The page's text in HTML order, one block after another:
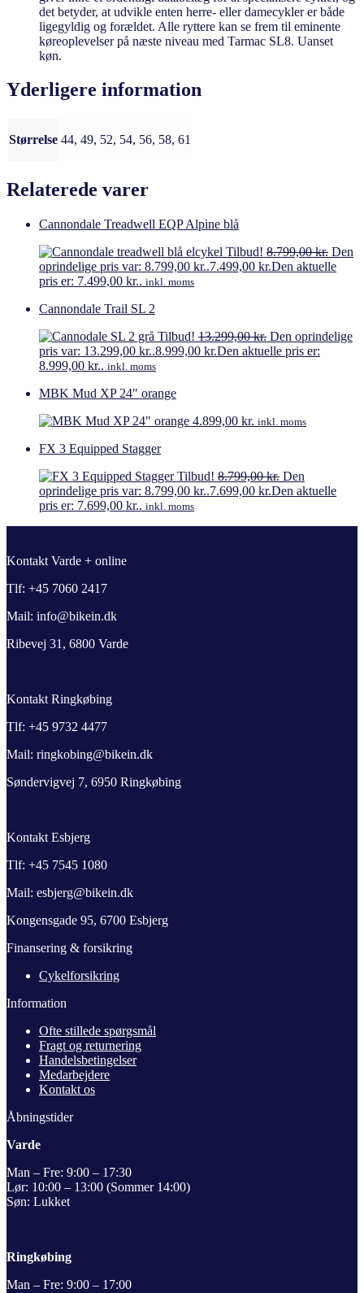
det betyder, at udvikle enten herre- eller damecykler er både
ligegyldig og forældet. Alle ryttere kan se frem til eminente
køreoplevelser på næste niveau med Tarmac SL8. Uanset
køn.
Yderligere information
Størrelse 44, 49, 52, 54, 56, 58, 61
Relaterede varer
Cannondale Treadwell EQP Alpine blå
Tilbud! 8.799,00kr. Den
oprindelige pris var: 8.799,00 kr..7.499,00 kr.Den aktuelle
pris er: 7.499,00 kr.. inkl. moms
Cannondale Trail SL 2
Tilbud! 13.299,00kr. Den oprindelige
pris var: 13.299,00 kr..8.999,00 kr.Den aktuelle pris er:
8.999,00 kr.. inkl. moms
MBK Mud XP 24″ orange
4.899,00 kr. inkl. moms
FX 3 Equipped Stagger
Tilbud! 8.799,00kr. Den
oprindelige pris var: 8.799,00 kr..7.699,00 kr.Den aktuelle
pris er: 7.699,00 kr.. inkl. moms
Kontakt Varde + online
Tlf: +45 7060 2417
Mail: info@bikein.dk
Ribevej 31, 6800 Varde
Kontakt Ringkøbing
Tlf: +45 9732 4477
Mail: ringkobing@bikein.dk
Søndervigvej 7, 6950 Ringkøbing
Kontakt Esbjerg
Tlf: +45 7545 1080
Mail: esbjerg@bikein.dk
Kongensgade 95, 6700 Esbjerg
Finansering & forsikring
Cykelforsikring
Information
Ofte stillede spørgsmål
Fragt og returnering
Handelsbetingelser
Medarbejdere
Kontakt os
Åbningstider
Varde
Man – Fre: 9:00 – 17:30
Lør: 10:00 – 13:00 (Sommer 14:00)
Søn: Lukket
Ringkøbing
Man – Fre: 9:00 – 17:00